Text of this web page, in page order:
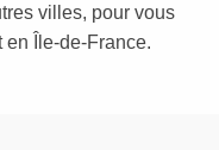
villes, pour vous
en Île-de-France.